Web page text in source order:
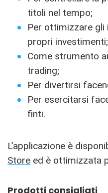
titoli nel tempo;
Per ottimizzare gli
propri investimenti;
Come strumento
trading;
Per divertirsi
Per esercitarsi
finti.
L’applicazione è
Store ed è ottimizzata
Prodotti consigliati